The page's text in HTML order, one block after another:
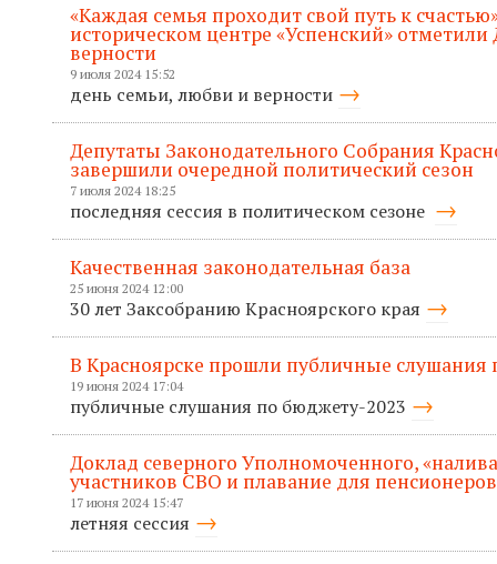
«Каждая семья проходит свой путь к
историческом центре «Успенский»
верности
9 июля 2024 15:52
день семьи, любви и верности
Депутаты Законодательного Собрания
завершили очередной политический сезон
7 июля 2024 18:25
последняя сессия в политическом сезоне
Качественная законодательная база
25 июня 2024 12:00
30 лет Заксобранию Красноярского края
В Красноярске прошли публичные слушания
19 июня 2024 17:04
публичные слушания по бюджету-2023
Доклад северного Уполномоченного,
участников СВО и плавание для пенсионеров
17 июня 2024 15:47
летняя сессия